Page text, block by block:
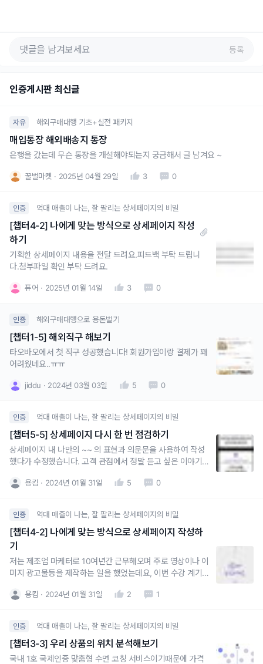
등록
인증게시판 최신글
자유 해외구매대행 기초+실전 패키지
매입통장 해외배송지 통장
은행을 갔는데 무슨 통장을 개설해야되는지 궁금해서 글 남겨요 ~
꿀벌마켓 2025년 04월 29일 3 0
인증 억대 매출이 나는, 잘 팔리는 상세페이지의 비밀
[챕터4-2] 나에게 맞는 방식으로 상세페이지 작성
하기
기획한 상세페이지 내용을 전달 드려요.피드백 부탁 드립니
다.첨부파일 확인 부탁 드려요.
퓨어 2025년 01월 14일 3 0
인증 해외구매대행으로 용돈벌기
[챕터1-5] 해외직구 해보기
타오바오에서 첫 직구 성공했습니다! 회원가입이랑 결제가 꽤
어려웠네요..ㅠㅠ
jiddu 2024년 03월 03일 5 0
인증 억대 매출이 나는, 잘 팔리는 상세페이지의 비밀
[챕터5-5] 상세페이지 다시 한 번 점검하기
상세페이지 내 나만의 ~~ 의 표현과 의문문을 사용하여 작성
했다가 수정했습니다. 고객 관점에서 정말 듣고 싶은 이야기
니다.용킴 2024년 01월 31일 5 0
인증 억대 매출이 나는, 잘 팔리는 상세페이지의 비밀
[챕터4-2] 나에게 맞는 방식으로 상세페이지 작성하
기
저는 제조업 마케터로 10여년간 근무해오며 주로 영상이나 이
미지 광고물등을 제작하는 일을 했었는데요, 이번 수강 계기
기획하는 편이 저에게 더 잘맞는 것 같아요
용킴 2024년 01월 31일 2 1
인증 억대 매출이 나는, 잘 팔리는 상세페이지의 비밀
[챕터3-3] 우리 상품의 위치 분석해보기
국내 1호 국제인증 맞춤형 수면 코칭 서비스이기때문에 가격